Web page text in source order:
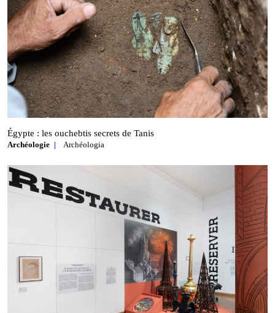
Égypte : les ouchebtis secrets de Tanis
Archéologie Archéologia